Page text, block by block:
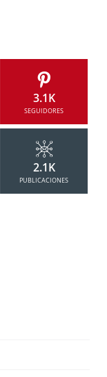
3.1K
SEGUIDORES
2.1K
PUBLICACIONES